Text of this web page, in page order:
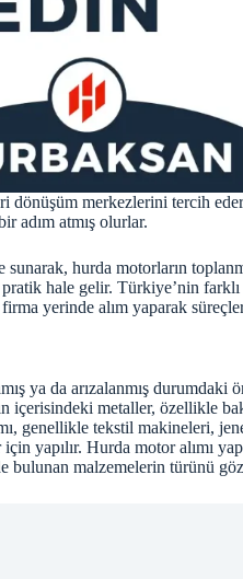
dönüşüm merkezlerini tercih
adım atmış olurlar.
hurda motorların
pratik hale gelir. Türkiye’nin
yerinde alım yaparak
ya da arızalanmış durumdaki
içerisindeki metaller, özellikle
genellikle tekstil makineleri,
yapılır. Hurda motor alımı
malzemelerin türünü